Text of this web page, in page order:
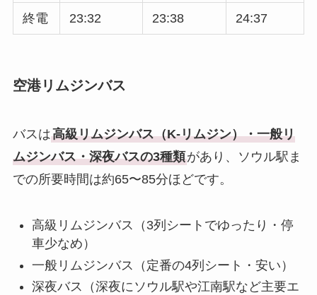
終電 23:32 23:38 24:37
空港リムジンバス
バスは高級リムジンバス（K-リムジン）・一般リ
ムジンバス・深夜バスの3種類があり、ソウル駅ま
での所要時間は約65〜85分ほどです。
高級リムジンバス（3列シートでゆったり・停
車少なめ）
一般リムジンバス（定番の4列シート・安い）
深夜バス（深夜にソウル駅や江南駅など主要エ